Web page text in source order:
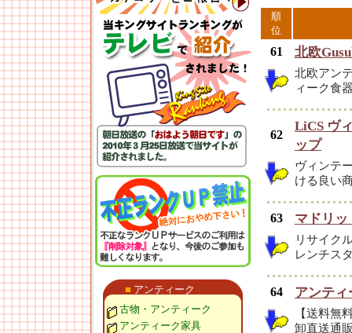
■ アンティーク
古物・アンティーク
アンティーク家具
順
位
61 北欧
北欧アン
ィーク食
62
LiCS ヴ
ップ
ヴィンテ
ける良い
63 マドリ
リサイク
レンチス
64 アンテ
【送料無
卸直送通